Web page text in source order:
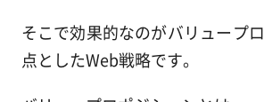
そこで効果的なのがバリュープ
点としたWeb戦略です。